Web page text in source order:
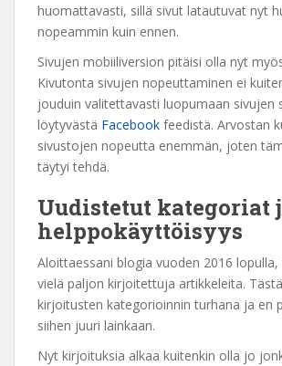
huomattavasti, sillä sivut latautuvat nyt
nopeammin kuin ennen.
Sivujen mobiiliversion pitäisi olla nyt
Kivutonta sivujen nopeuttaminen ei
jouduin valitettavasti luopumaan sivujen
löytyvästä Facebook feedistä. Arvostan
sivustojen nopeutta enemmän, joten
täytyi tehdä.
Uudistetut kategoriat
helppokäyttöisyys
Aloittaessani blogia vuoden 2016
vielä paljon kirjoitettuja artikkeleita.
kirjoitusten kategorioinnin turhana ja en
siihen juuri lainkaan.
Nyt kirjoituksia alkaa kuitenkin olla jo